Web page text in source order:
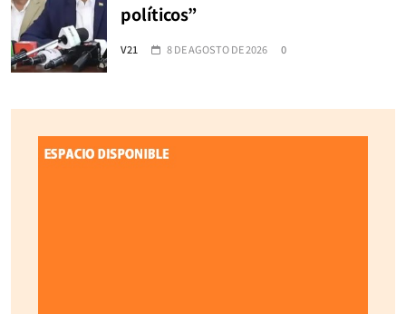
políticos”
V21 8 DE AGOSTO DE 2026 0